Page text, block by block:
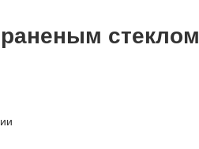
стеклом